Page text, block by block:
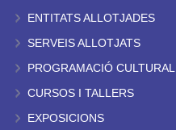
ENTITATS ALLOTJADES
SERVEIS ALLOTJATS
PROGRAMACIÓ CULTURAL
CURSOS I TALLERS
EXPOSICIONS